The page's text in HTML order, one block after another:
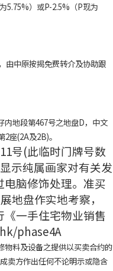
5.75%）或P-2.5%（P现为
由中原按揭免费转介及协助跟
内地段第467号之地盘D，中文
座(2A及2B)。
号(此临时门牌号数
示纯属画家对有关发
脑修饰处理。准买
地盘作实地考察，
一手住宅物业销售
phase4A
物料及设备之提供以买卖合约的
卖方作出任何不论明示或隐含